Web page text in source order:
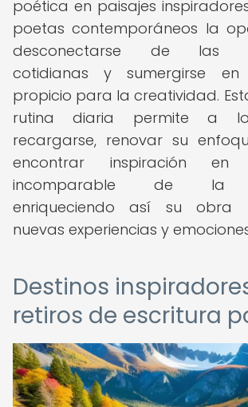
poética en paisajes
poetas contemporáneos la
desconectarse de las
cotidianas y sumergirse
propicio para la creatividad.
rutina diaria permite a
recargarse, renovar su
encontrar inspiración
incomparable de la
enriqueciendo así su obra
nuevas experiencias y
Destinos
retiros de escritura